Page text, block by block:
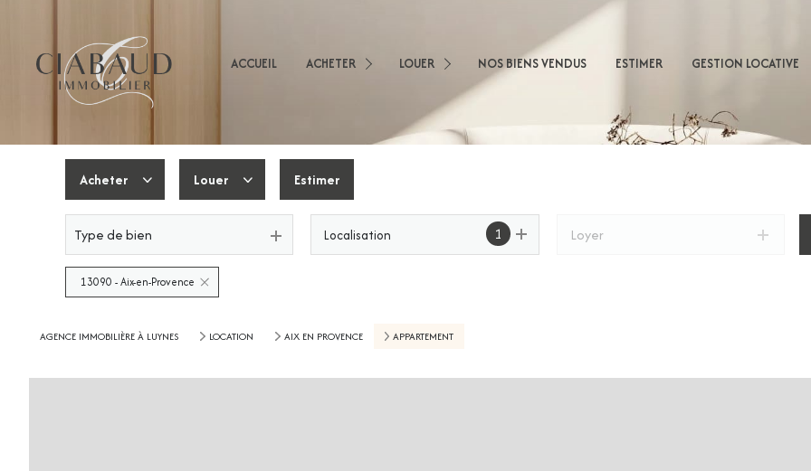
ACCUEIL ACHETER
Immeubles
Immobilier Professionnel
Autres
LOUER
Immobilier Professionnel
NOS BIENS VENDUS ESTIMER GESTION LOCATIVE
Acheter
De l'ancien
De l'immo pro
Louer
De l'immo pro
Estimer
Type de bien 1
Localisation Loyer
13090 - Aix-en-Provence
AGENCE IMMOBILIÈRE À LUYNES LOCATION AIX EN PROVENCE APPARTEMENT